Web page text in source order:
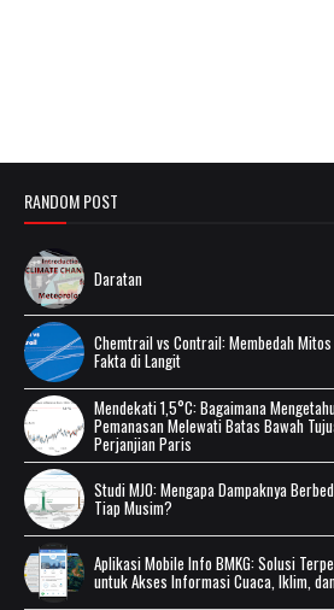
RANDOM POST
Daratan
Chemtrail vs Contrail: Membedah Mitos
Fakta di Langit
Mendekati 1,5°C: Bagaimana
Pemanasan Melewati Batas Bawah
Perjanjian Paris
Studi MJO: Mengapa Dampaknya
Tiap Musim?
Aplikasi Mobile Info BMKG: Solusi
untuk Akses Informasi Cuaca, Iklim,